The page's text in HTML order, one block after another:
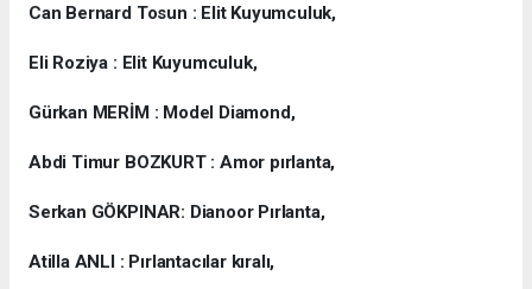
Can Bernard Tosun : Elit Kuyumculuk,
Eli Roziya : Elit Kuyumculuk,
Gürkan MERİM : Model Diamond,
Abdi Timur BOZKURT : Amor pırlanta,
Serkan GÖKPINAR: Dianoor Pırlanta,
Atilla ANLI : Pırlantacılar kıralı,